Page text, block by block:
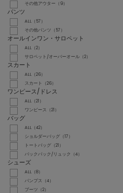
その他アウター（9）
パンツ
ALL（57）
その他パンツ（57）
オールインワン・サロペット
ALL（2）
サロペット/オーバーオール（2）
スカート
ALL（26）
スカート（26）
ワンピース/ドレス
ALL（21）
ワンピース（21）
バッグ
ALL（42）
ショルダーバッグ（17）
トートバッグ（21）
バックパック/リュック（4）
シューズ
ALL（8）
パンプス（4）
ブーツ（2）